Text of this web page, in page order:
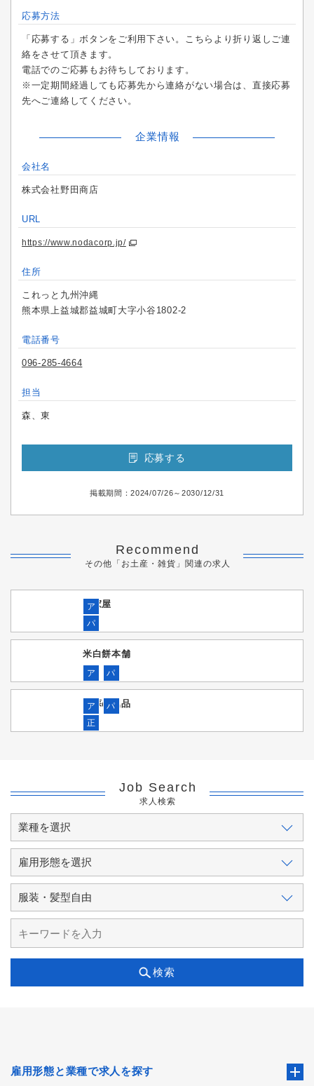
応募方法
「応募する」ボタンをご利用下さい。こちらより折り返しご連
絡をさせて頂きます。
電話でのご応募もお待ちしております。
※一定期間経過しても応募先から連絡がない場合は、直接応募
先へご連絡してください。
企業情報
会社名
株式会社野田商店
URL
https://www.nodacorp.jp/
住所
これっと九州沖縄
熊本県上益城郡益城町大字小谷1802-2
電話番号
096-285-4664
担当
森、東
応募する
掲載期間：2024/07/26～2030/12/31
Recommend
その他「お土産・雑貨」関連の求人
平家屋
ア
パ
米白餅本舗
ア パ
阿蘇の逸品
ア
パ
正
Job Search
求人検索
検索
雇用形態と業種で求人を探す